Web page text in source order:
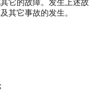
它的故障。发生上述故
其它事故的发生。